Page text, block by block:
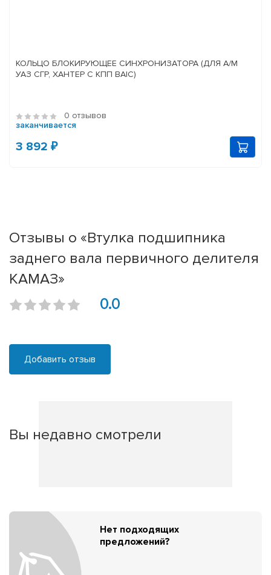
КОЛЬЦО БЛОКИРУЮЩЕЕ СИНХРОНИЗАТОРА (ДЛЯ А/М
УАЗ СГР, ХАНТЕР С КПП BAIC)
0 отзывов
заканчивается
3 892 ₽
Отзывы о «Втулка подшипника
заднего вала первичного делителя
КАМАЗ»
0.0
Добавить отзыв
Вы недавно смотрели
Нет подходящих
предложений?